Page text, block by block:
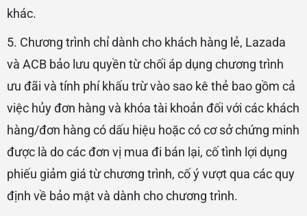
khác.
5. Chương trình chỉ dành cho khách hàng lẻ, Lazada
và ACB bảo lưu quyền từ chối áp dụng chương trình
ưu đãi và tính phí khấu trừ vào sao kê thẻ bao gồm cả
việc hủy đơn hàng và khóa tài khoản đối với các khách
hàng/đơn hàng có dấu hiệu hoặc có cơ sở chứng minh
được là do các đơn vị mua đi bán lại, cố tình lợi dụng
phiếu giảm giá từ chương trình, cố ý vượt qua các quy
định về bảo mật và dành cho chương trình.